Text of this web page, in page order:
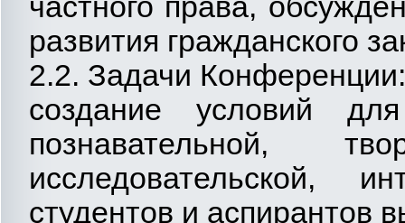
развития гражданского
2.2. Задачи Конференции:
создание условий
познавательной,
исследовательской,
студентов и аспирантов